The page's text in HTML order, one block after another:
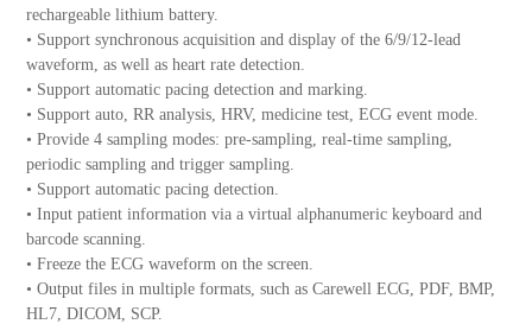
rechargeable lithium battery.
• Support synchronous acquisition and display of the 6/9/12-lead
waveform, as well as heart rate detection.
• Support automatic pacing detection and marking.
• Support auto, RR analysis, HRV, medicine test, ECG event mode.
• Provide 4 sampling modes: pre-sampling, real-time sampling,
periodic sampling and trigger sampling.
• Support automatic pacing detection.
• Input patient information via a virtual alphanumeric keyboard and
barcode scanning.
• Freeze the ECG waveform on the screen.
• Output files in multiple formats, such as Carewell ECG, PDF, BMP,
HL7, DICOM, SCP.